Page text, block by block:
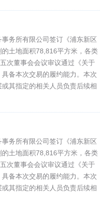
务所有限公司签订《浦东新区
土地面积78,816平方米，各类
次董事会会议审议通过《关于
备本次交易的履约能力。本次
其指定的相关人员负责后续相
务所有限公司签订《浦东新区
土地面积78,816平方米，各类
次董事会会议审议通过《关于
备本次交易的履约能力。本次
其指定的相关人员负责后续相